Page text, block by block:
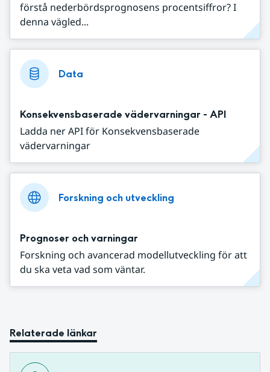
förstå nederbördsprognosens procentsiffror? I
denna vägled...
Data
Konsekvensbaserade vädervarningar - API
Ladda ner API för Konsekvensbaserade
vädervarningar
Forskning och utveckling
Prognoser och varningar
Forskning och avancerad modellutveckling för att
du ska veta vad som väntar.
Relaterade länkar